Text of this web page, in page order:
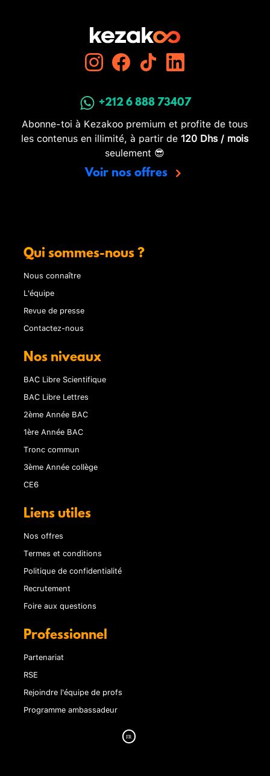
+212 6 888 73407
Abonne-toi à Kezakoo premium et profite de tous
les contenus en illimité, à partir de 120 Dhs / mois
seulement 😎
Voir nos offres
Qui sommes-nous ?
Nous connaître
L'équipe
Revue de presse
Contactez-nous
Nos niveaux
BAC Libre Scientifique
BAC Libre Lettres
2ème Année BAC
1ère Année BAC
Tronc commun
3ème Année collège
CE6
Liens utiles
Nos offres
Termes et conditions
Politique de confidentialité
Recrutement
Foire aux questions
Professionnel
Partenariat
RSE
Rejoindre l'équipe de profs
Programme ambassadeur